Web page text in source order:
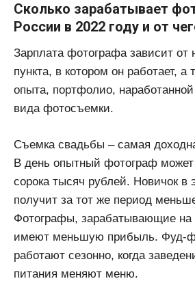
Сколько зарабатывает
России в 2022 году и от
Зарплата фотографа зависит от
пункта, в котором он работает, а
опыта, портфолио,
вида фотосъемки.
Съемка свадьбы – самая
В день опытный фотограф может
сорока тысяч рублей. Новичок в
получит за тот же период
Фотографы, зарабатывающие на
имеют меньшую прибыль. Фуд-
работают сезонно, когда
питания меняют меню.